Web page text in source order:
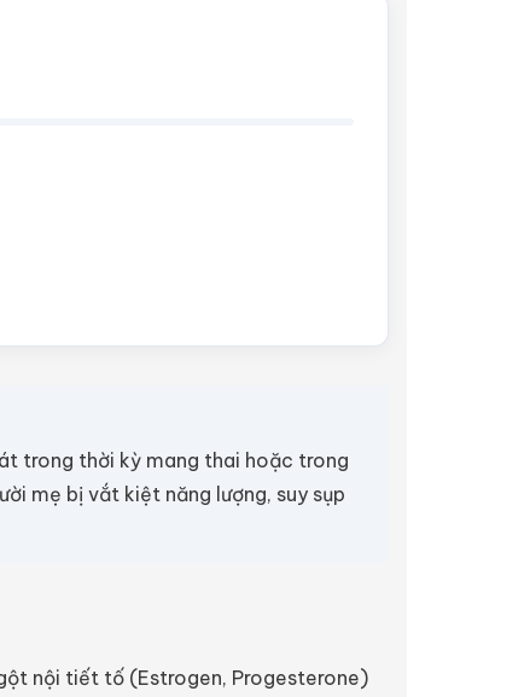
trong thời kỳ mang thai hoặc trong
mẹ bị vắt kiệt năng lượng, suy sụp
nội tiết tố (Estrogen, Progesterone)